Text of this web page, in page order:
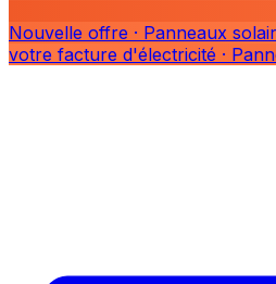
Nouvelle offre · Panneaux
votre facture d'électricité ·